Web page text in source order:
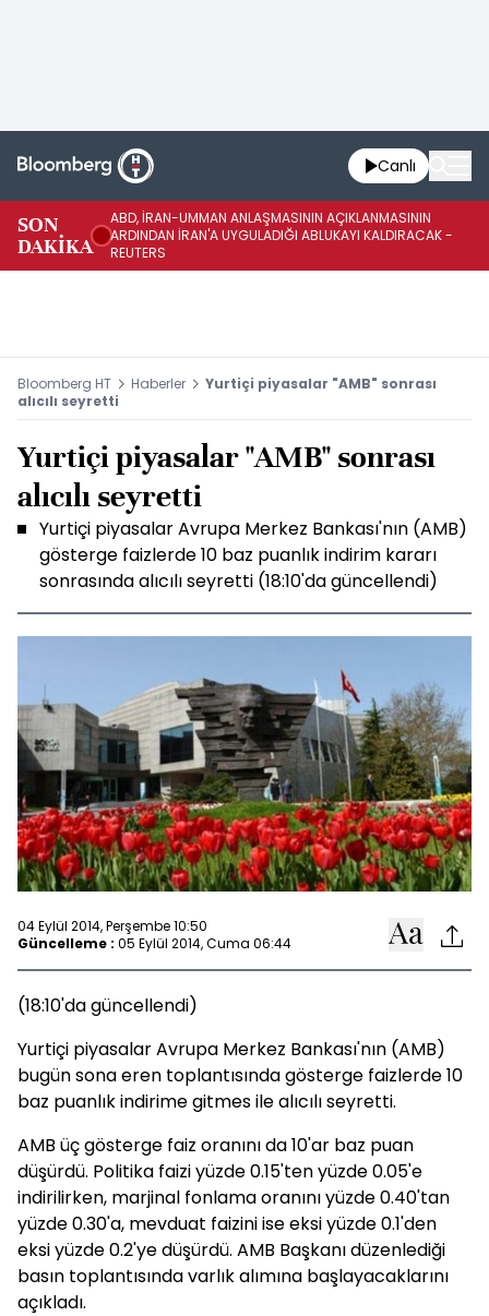
Canlı
SON
DAKİKA
ABD, İRAN-UMMAN ANLAŞMASININ AÇIKLANMASININ
ARDINDAN İRAN'A UYGULADIĞI ABLUKAYI KALDIRACAK -
REUTERS
Bloomberg HT Haberler
Yurtiçi piyasalar "AMB" sonrası
alıcılı seyretti
Yurtiçi piyasalar "AMB" sonrası
alıcılı seyretti
Yurtiçi piyasalar Avrupa Merkez Bankası'nın (AMB)
gösterge faizlerde 10 baz puanlık indirim kararı
sonrasında alıcılı seyretti (18:10'da güncellendi)
04 Eylül 2014, Perşembe 10:50
Güncelleme : 05 Eylül 2014, Cuma 06:44
(18:10'da güncellendi)
Yurtiçi piyasalar Avrupa Merkez Bankası'nın (AMB)
bugün sona eren toplantısında gösterge faizlerde 10
baz puanlık indirime gitmes ile alıcılı seyretti.
AMB üç gösterge faiz oranını da 10'ar baz puan
düşürdü. Politika faizi yüzde 0.15'ten yüzde 0.05'e
indirilirken, marjinal fonlama oranını yüzde 0.40'tan
yüzde 0.30'a, mevduat faizini ise eksi yüzde 0.1'den
eksi yüzde 0.2'ye düşürdü. AMB Başkanı düzenlediği
basın toplantısında varlık alımına başlayacaklarını
açıkladı.